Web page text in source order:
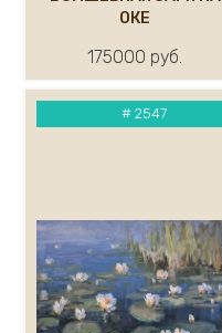
Каковкин Е.
Казак Мария
Кандашкин Владимир
Карлов Сергей
Карнаухов Кирилл
Кирьянов Алексей
Климов Рудольф
Климов Юрий
Ковалев Кирилл
ОКЕ
175000 руб.
# 2547